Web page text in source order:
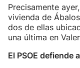
Precisamente
vivienda de
dos de ellas
una última en
El PSOE defiende